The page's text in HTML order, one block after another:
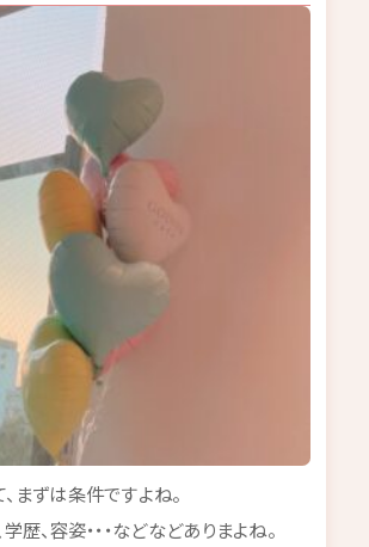
まずは条件ですよね。
歴、容姿・・・などなどありまよね。